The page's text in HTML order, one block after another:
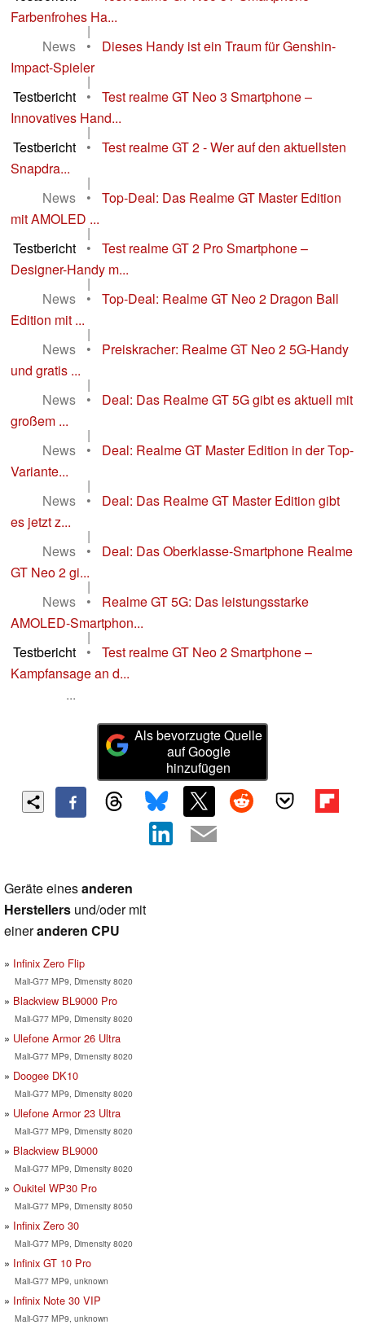
Farbenfrohes Ha...
|
News
•
Dieses Handy ist ein Traum für Genshin-
Impact-Spieler
|
Testbericht
•
Test realme GT Neo 3 Smartphone –
Innovatives Hand...
|
Testbericht
•
Test realme GT 2 - Wer auf den aktuellsten
Snapdra...
|
News
•
Top-Deal: Das Realme GT Master Edition
mit AMOLED ...
|
Testbericht
•
Test realme GT 2 Pro Smartphone –
Designer-Handy m...
|
News
•
Top-Deal: Realme GT Neo 2 Dragon Ball
Edition mit ...
|
News
•
Preiskracher: Realme GT Neo 2 5G-Handy
und gratis ...
|
News
•
Deal: Das Realme GT 5G gibt es aktuell mit
großem ...
|
News
•
Deal: Realme GT Master Edition in der Top-
Variante...
|
News
•
Deal: Das Realme GT Master Edition gibt
es jetzt z...
|
News
•
Deal: Das Oberklasse-Smartphone Realme
GT Neo 2 gi...
|
News
•
Realme GT 5G: Das leistungsstarke
AMOLED-Smartphon...
|
Testbericht
•
Test realme GT Neo 2 Smartphone –
Kampfansage an d...
...
Als bevorzugte Quelle
auf Google
hinzufügen
Geräte einesanderen
Herstellers und/oder mit
eineranderen CPU
Infinix Zero Flip
Mali-G77 MP9, Dimensity 8020
Blackview BL9000 Pro
Mali-G77 MP9, Dimensity 8020
Ulefone Armor 26 Ultra
Mali-G77 MP9, Dimensity 8020
Doogee DK10
Mali-G77 MP9, Dimensity 8020
Ulefone Armor 23 Ultra
Mali-G77 MP9, Dimensity 8020
Blackview BL9000
Mali-G77 MP9, Dimensity 8020
Oukitel WP30 Pro
Mali-G77 MP9, Dimensity 8050
Infinix Zero 30
Mali-G77 MP9, Dimensity 8020
Infinix GT 10 Pro
Mali-G77 MP9, unknown
Infinix Note 30 VIP
Mali-G77 MP9, unknown